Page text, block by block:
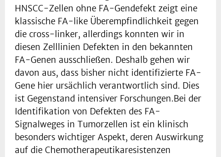
HNSCC-Zellen ohne FA-Gendefekt zeigt eine
klassische FA-like Überempfindlichkeit gegen
die cross-linker, allerdings konnten wir in
diesen Zelllinien Defekten in den bekannten
FA-Genen ausschließen. Deshalb gehen wir
davon aus, dass bisher nicht identifizierte FA-
Gene hier ursächlich verantwortlich sind. Dies
ist Gegenstand intensiver Forschungen.Bei der
Identifikation von Defekten des FA-
Signalweges in Tumorzellen ist ein klinisch
besonders wichtiger Aspekt, deren Auswirkung
auf die Chemotherapeutikaresistenzen